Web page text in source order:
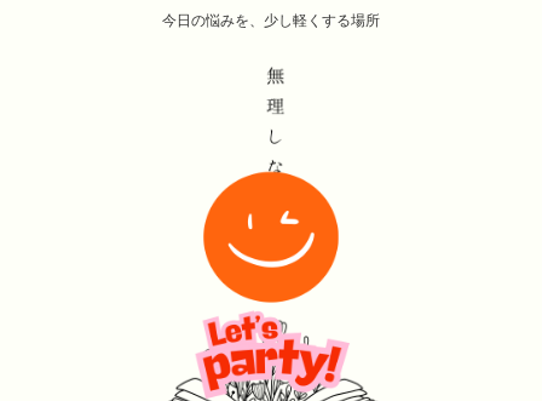
今日の悩みを、少し軽くする場所